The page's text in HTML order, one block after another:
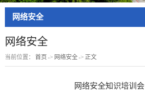
网络安全
网络安全
当前位置： 首页 -> 网络安全-> 正文
网络安全知识培训会